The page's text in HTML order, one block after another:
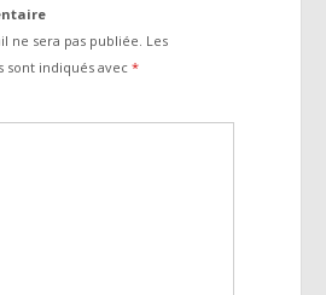
ne sera pas publiée. Les
sont indiqués avec*